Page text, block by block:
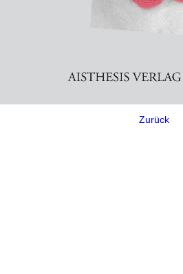
Zurück